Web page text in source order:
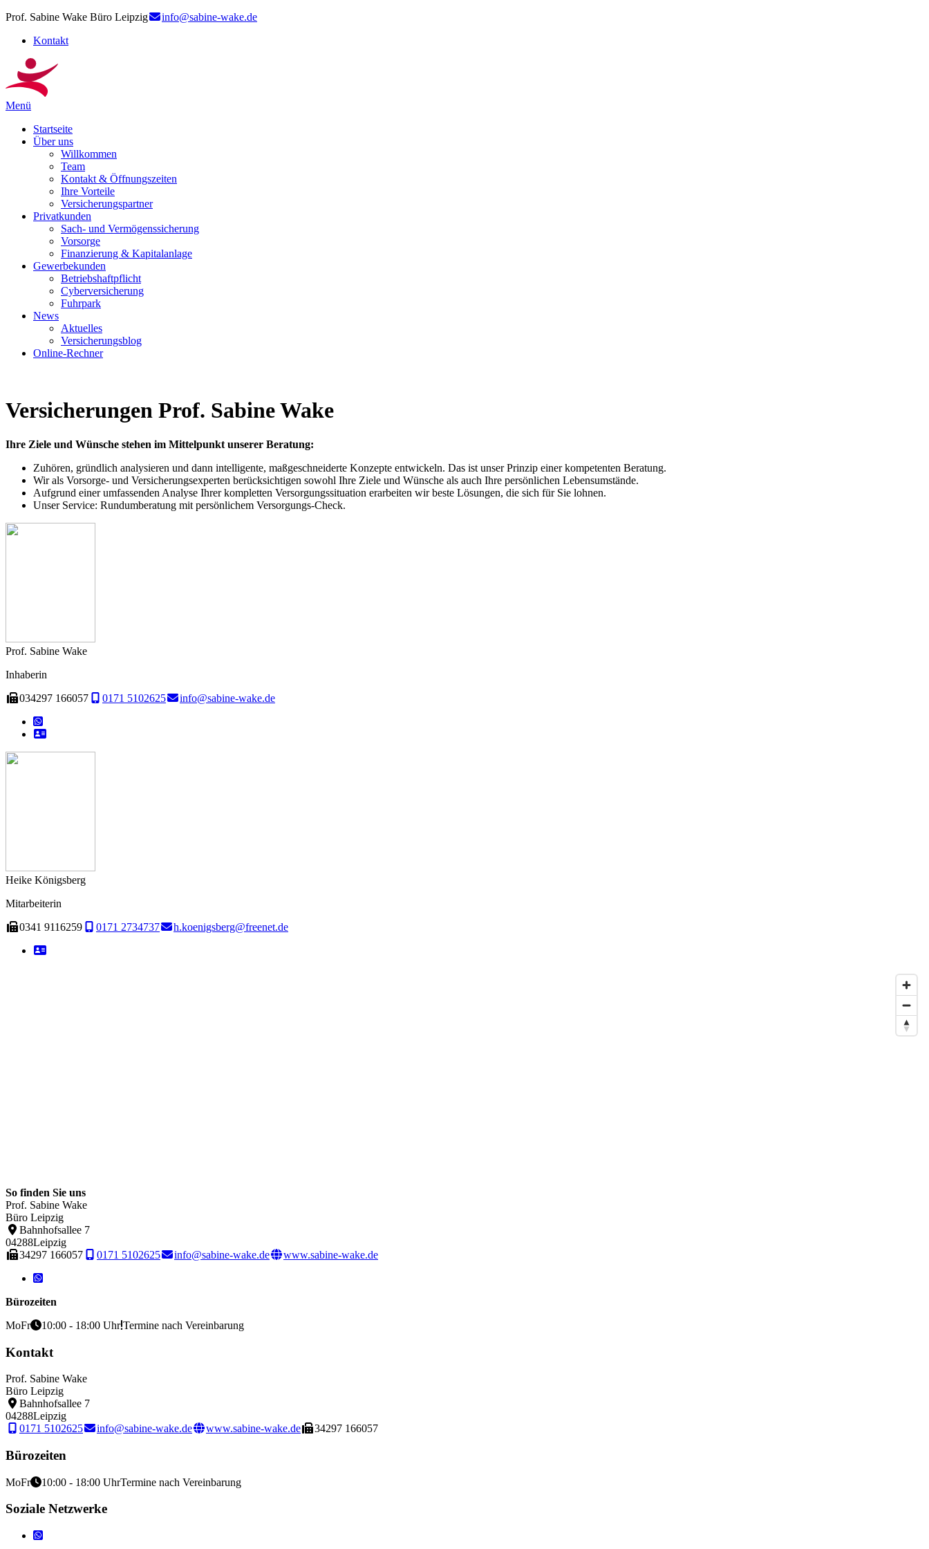
Prof. Sabine Wake Büro Leipzig
info@sabine-wake.de
Kontakt
Menü
Startseite
Über uns
Willkommen
Team
Kontakt & Öffnungszeiten
Ihre Vorteile
Versicherungspartner
Privatkunden
Sach- und Vermögenssicherung
Vorsorge
Finanzierung & Kapitalanlage
Gewerbekunden
Betriebshaftpflicht
Cyberversicherung
Fuhrpark
News
Aktuelles
Versicherungsblog
Online-Rechner
Versicherungen Prof. Sabine Wake
Ihre Ziele und Wünsche stehen im Mittelpunkt unserer Beratung:
Zuhören, gründlich analysieren und dann intelligente, maßgeschneiderte Konzepte entwickeln. Das ist unser Prinzip einer kompetenten Beratung.
Wir als Vorsorge- und Versicherungsexperten berücksichtigen sowohl Ihre Ziele und Wünsche als auch Ihre persönlichen Lebensumstände.
Aufgrund einer umfassenden Analyse Ihrer kompletten Versorgungssituation erarbeiten wir beste Lösungen, die sich für Sie lohnen.
Unser Service: Rundumberatung mit persönlichem Versorgungs-Check.
Prof. Sabine Wake
Inhaberin
034297 166057
0171 5102625 info@sabine-wake.de
Heike Königsberg
Mitarbeiterin
0341 9116259
0171 2734737 h.koenigsberg@freenet.de
So finden Sie uns
Prof. Sabine Wake
Büro Leipzig
Bahnhofsallee 7
04288Leipzig
34297 166057
0171 5102625 info@sabine-wake.de www.sabine-wake.de
Bürozeiten
MoFr 10:00 - 18:00 Uhr Termine nach Vereinbarung
Kontakt
Prof. Sabine Wake
Büro Leipzig
Bahnhofsallee 7
04288Leipzig
0171 5102625
info@sabine-wake.de www.sabine-wake.de 34297 166057
Bürozeiten
MoFr 10:00 - 18:00 UhrTermine nach Vereinbarung
Soziale Netzwerke